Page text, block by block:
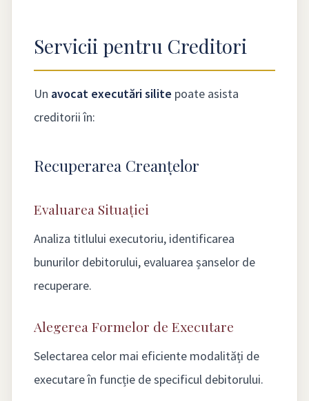
Servicii pentru Creditori
Un avocat executări silite poate asista
creditorii în:
Recuperarea Creanțelor
Evaluarea Situației
Analiza titlului executoriu, identificarea
bunurilor debitorului, evaluarea șanselor de
recuperare.
Alegerea Formelor de Executare
Selectarea celor mai eficiente modalități de
executare în funcție de specificul debitorului.